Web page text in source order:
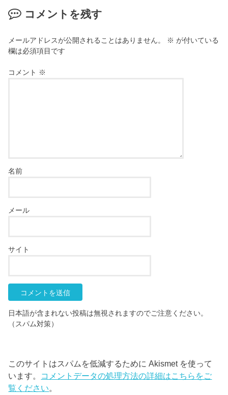
コメントを残す
メールアドレスが公開されることはありません。 ※ が付いている
欄は必須項目です
コメント ※
名前
メール
サイト
日本語が含まれない投稿は無視されますのでご注意ください。
（スパム対策）
このサイトはスパムを低減するために Akismet を使って
います。 コメントデータの処理方法の詳細はこちらをご
覧ください。